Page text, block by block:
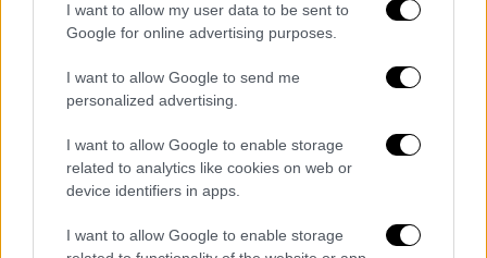
I want to allow my user data to be sent to
Google for online advertising purposes.
I want to allow Google to send me
personalized advertising.
I want to allow Google to enable storage
related to analytics like cookies on web or
device identifiers in apps.
I want to allow Google to enable storage
Ο πρώτος ασθενής που έλαβε το
εμβόλιο στο Λονδίνο
Ο 67χρονος Janusz Racz από το Λονδίνο,
ήταν ο πρώτος άνθρωπος στο Ηνωμένο
Βασίλειο που έλαβε το εμβόλιο.
Διαγνώστηκε με καρκίνο τον Μάιο και
σύντομα ξεκίνησε χημειοθεραπεία και